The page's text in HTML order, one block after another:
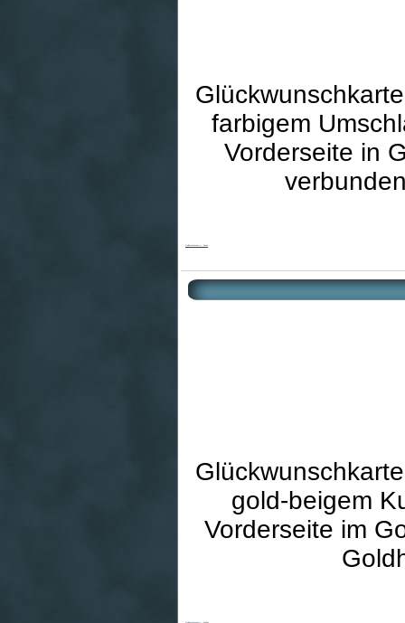
farbigem
Vorderseite in
gold-beigem
Vorderseite im